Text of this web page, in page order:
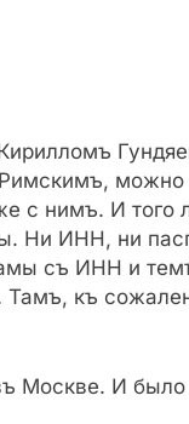
Римскимъ,
с нимъ. И того
Ни ИНН, ни
съ ИНН и
Тамъ, къ
Москве. И